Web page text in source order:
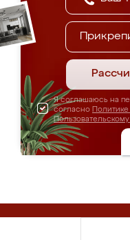
Я соглашаюсь на
согласно